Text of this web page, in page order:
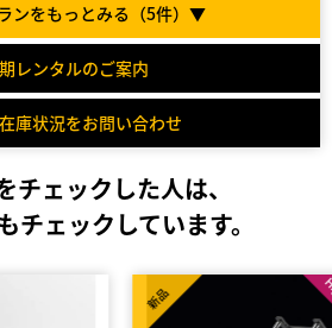
ンをもっとみる（5件）▼
レンタルのご案内
庫状況をお問い合わせ
チェックした人は、
チェックしています。
High Spec